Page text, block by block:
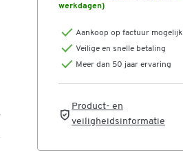
werkdagen)
Aankoop op factuur mogelijk
Veilige en snelle betaling
Meer dan 50 jaar ervaring
Product- en
veiligheidsinformatie